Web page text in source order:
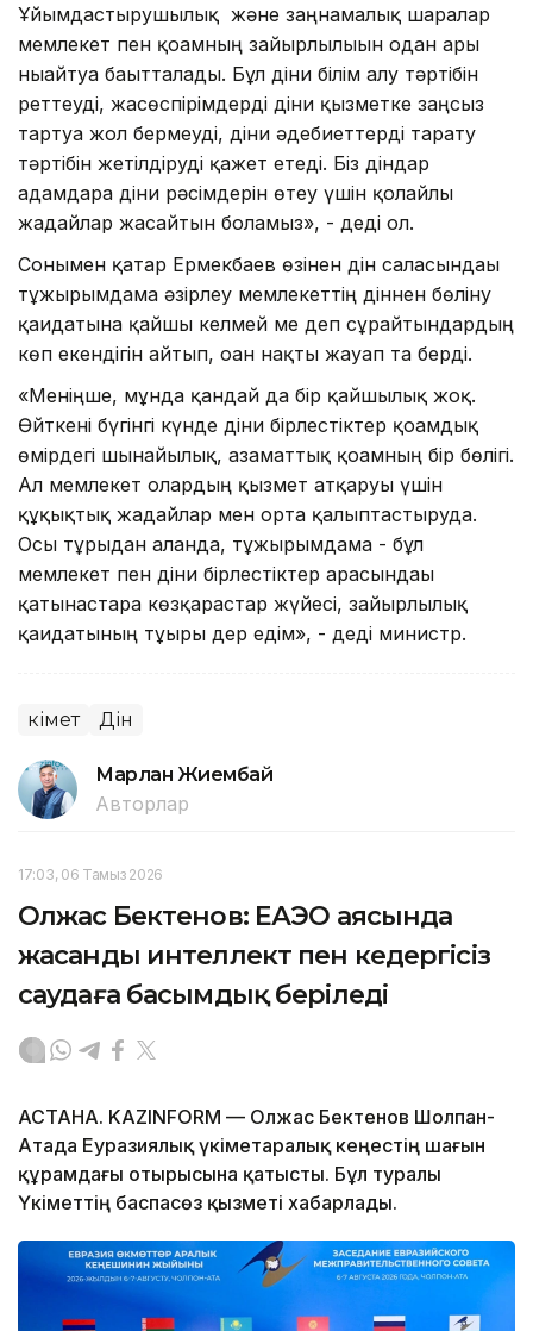
Ұйымдастырушылық және заңнамалық шаралар
мемлекет пен қоғамның зайырлылығын одан ары
нығайтуға бағытталады. Бұл діни білім алу тәртібін
реттеуді, жасөспірімдерді діни қызметке заңсыз
тартуға жол бермеуді, діни әдебиеттерді тарату
тәртібін жетілдіруді қажет етеді. Біз діндар
адамдарға діни рәсімдерін өтеу үшін қолайлы
жағдайлар жасайтын боламыз», - деді ол.
Сонымен қатар Ермекбаев өзінен дін саласындағы
тұжырымдама әзірлеу мемлекеттің діннен бөліну
қағидатына қайшы келмей ме деп сұрайтындардың
көп екендігін айтып, оған нақты жауап та берді.
«Меніңше, мұнда қандай да бір қайшылық жоқ.
Өйткені бүгінгі күнде діни бірлестіктер қоғамдық
өмірдегі шынайылық, азаматтық қоғамның бір бөлігі.
Ал мемлекет олардың қызмет атқаруы үшін
құқықтық жағдайлар мен орта қалыптастыруда.
Осы тұрғыдан алғанда, тұжырымдама - бұл
мемлекет пен діни бірлестіктер арасындағы
қатынастарға көзқарастар жүйесі, зайырлылық
қағидатының тұғыры дер едім», - деді министр.
Үкімет Дін
Марлан Жиембай
Авторлар
17:03, 06 Тамыз 2026
Олжас Бектенов: ЕАЭО аясында
жасанды интеллект пен кедергісіз
саудаға басымдық беріледі
АСТАНА. KAZINFORM — Олжас Бектенов Шолпан-
Атада Еуразиялық үкіметаралық кеңестің шағын
құрамдағы отырысына қатысты. Бұл туралы
Үкіметтің баспасөз қызметі хабарлады.